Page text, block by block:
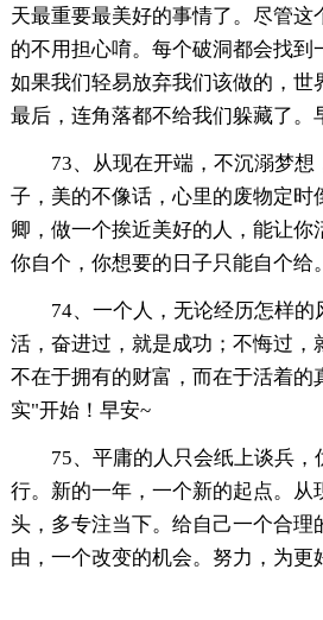
天最重要最美好的事情了。尽管这
的不用担心唷。每个破洞都会找到
如果我们轻易放弃我们该做的，世
最后，连角落都不给我们躲藏了。
73、从现在开端，不沉溺梦想
子，美的不像话，心里的废物定时
卿，做一个挨近美好的人，能让你
你自个，你想要的日子只能自个给。
74、一个人，无论经历怎样的
活，奋进过，就是成功；不悔过，
不在于拥有的财富，而在于活着的
实"开始！早安~
75、平庸的人只会纸上谈兵，
行。新的一年，一个新的起点。从
头，多专注当下。给自己一个合理
由，一个改变的机会。努力，为更